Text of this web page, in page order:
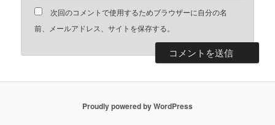
次回のコメントで使用するためブラウザーに自分の名
前、メールアドレス、サイトを保存する。
Proudly powered by WordPress